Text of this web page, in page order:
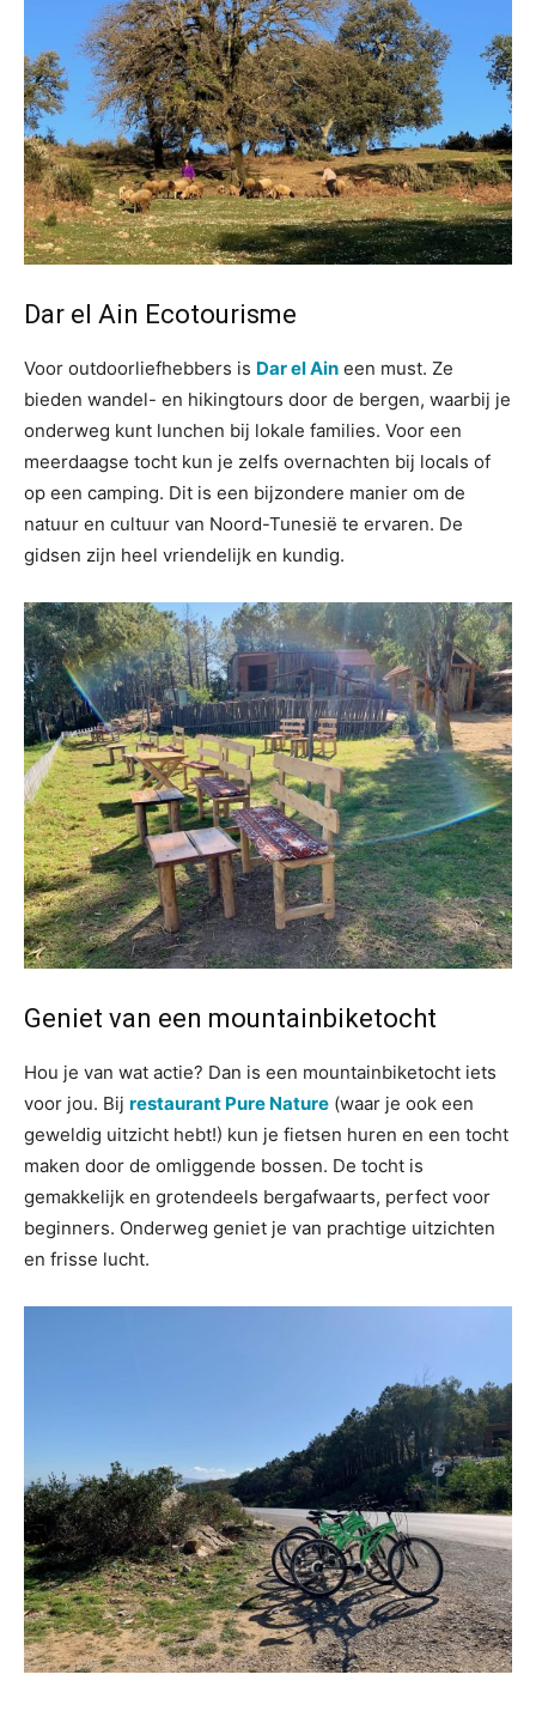
Dar el Ain Ecotourisme
Voor outdoorliefhebbers is Dar el Ain een must. Ze
bieden wandel- en hikingtours door de bergen, waarbij je
onderweg kunt lunchen bij lokale families. Voor een
meerdaagse tocht kun je zelfs overnachten bij locals of
op een camping. Dit is een bijzondere manier om de
natuur en cultuur van Noord-Tunesië te ervaren. De
gidsen zijn heel vriendelijk en kundig.
Geniet van een mountainbiketocht
Hou je van wat actie? Dan is een mountainbiketocht iets
voor jou. Bij restaurant Pure Nature (waar je ook een
geweldig uitzicht hebt!) kun je fietsen huren en een tocht
maken door de omliggende bossen. De tocht is
gemakkelijk en grotendeels bergafwaarts, perfect voor
beginners. Onderweg geniet je van prachtige uitzichten
en frisse lucht.